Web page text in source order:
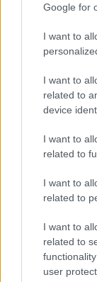
Google for
I want to
I want to
related to
device
I want to
related to
I want to
related to
I want to
related to
user
1 napja
Sajtó: Az